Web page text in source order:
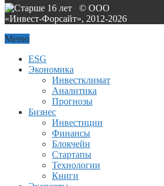
© ООО
«Инвест-Форсайт», 2012-2026
Меню
ESG
Экономика
Инвестклимат
Аналитика
Прогнозы
Бизнес
Инвестиции
Финансы
Блокчейн
Стартапы
Технологии
Книги